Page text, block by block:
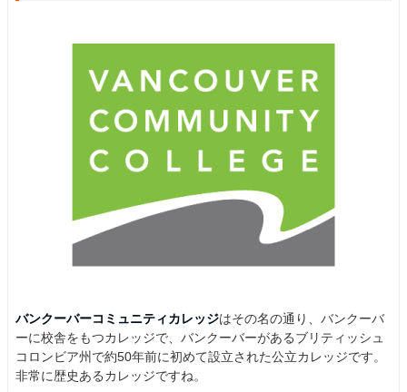
バンクーバーコミュニティカレッジはその名の通り、バンクーバ
ーに校舎をもつカレッジで、バンクーバーがあるブリティッシュ
コロンビア州で約50年前に初めて設立された公立カレッジです。
非常に歴史あるカレッジですね。